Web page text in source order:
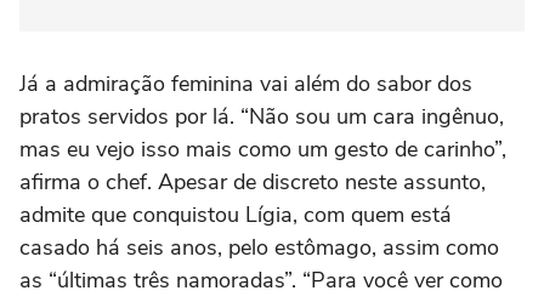
Já a admiração feminina vai além do sabor dos
pratos servidos por lá. “Não sou um cara ingênuo,
mas eu vejo isso mais como um gesto de carinho”,
afirma o chef. Apesar de discreto neste assunto,
admite que conquistou Lígia, com quem está
casado há seis anos, pelo estômago, assim como
as “últimas três namoradas”. “Para você ver como